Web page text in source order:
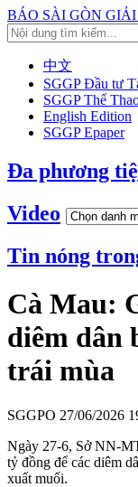
BÁO SÀI GÒN GIẢI
中文
SGGP Đầu tư
SGGP Thể
English Edition
SGGP Epaper
Đa phương
Video
Tin nóng
Cà Mau:
diêm dân
trái mùa
SGGPO 27/06/2026
Ngày 27-6, Sở NN-
tỷ đồng để các diêm
xuất muối.